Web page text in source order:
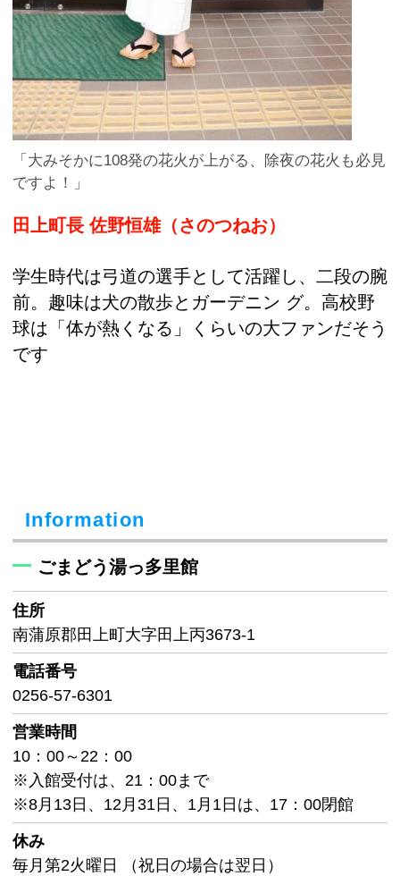
「大みそかに108発の花火が上がる、除夜の花火も必見
ですよ！」
田上町長 佐野恒雄（さのつねお）
学生時代は弓道の選手として活躍し、二段の腕
前。趣味は犬の散歩とガーデニン グ。高校野
球は「体が熱くなる」くらいの大ファンだそう
です
Information
ごまどう湯っ多里館
住所
南蒲原郡田上町大字田上丙3673-1
電話番号
0256-57-6301
営業時間
10：00～22：00
※入館受付は、21：00まで
※8月13日、12月31日、1月1日は、17：00閉館
休み
毎月第2火曜日 （祝日の場合は翌日）